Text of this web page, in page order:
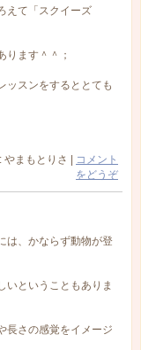
えて「スクイーズ
ります＾＾；
ッスンをするととても
やまもとりさ
コメント
をどうぞ
は、かならず動物が登
いということもありま
長さの感覚をイメージ